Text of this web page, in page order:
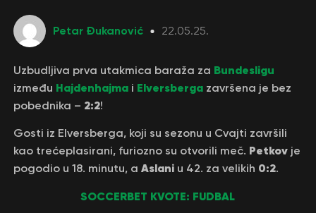
Petar Đukanović 22.05.25.
Uzbudljiva prva utakmica baraža za Bundesligu
između Hajdenhajmai Elversbergazavršena je bez
pobednika – 2:2!
Gosti iz Elversberga, koji su sezonu u Cvajti završili
kao trećeplasirani, furiozno su otvorili meč. Petkovje
pogodio u 18. minutu, a Aslaniu 42. za velikih 0:2.
SOCCERBET KVOTE: FUDBAL